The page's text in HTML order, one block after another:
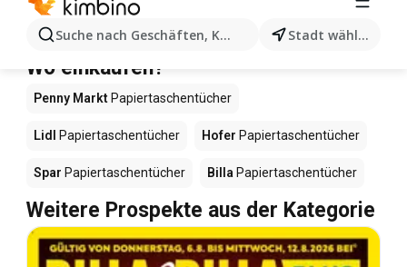
Suche nach Geschäften, Kategorien, Produkten...
Stadt wählen
finden.
Papiertaschentücher im Angebot –
Wo einkaufen?
Penny Markt Papiertaschentücher
Lidl Papiertaschentücher Hofer Papiertaschentücher
Spar Papiertaschentücher Billa Papiertaschentücher
Weitere Prospekte aus der Kategorie